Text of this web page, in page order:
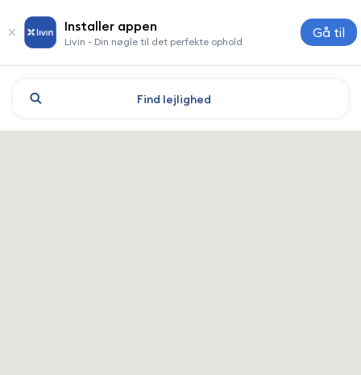
Installer appen
Livin - Din nøgle til det perfekte ophold
Gå til
Find lejlighed
Moskva: hoteller og